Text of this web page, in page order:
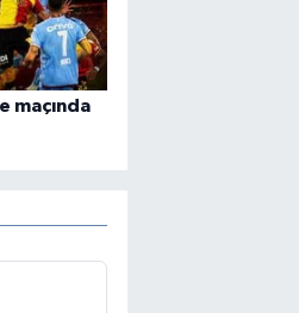
maçında